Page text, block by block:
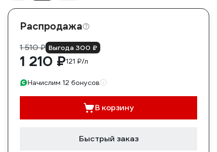
Распродажа
1 510 ₽ Выгода 300 ₽
1 210 ₽121 ₽/л
Начислим 12 бонусов
В корзину
Быстрый заказ